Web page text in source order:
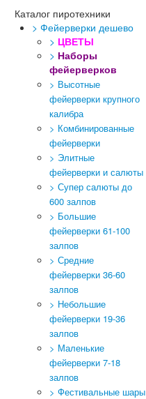
Каталог пиротехники
> Фейерверки дешево
> ЦВЕТЫ
> Наборы
фейерверков
> Высотные
фейерверки крупного
калибра
> Комбинированные
фейерверки
> Элитные
фейерверки и салюты
> Супер салюты до
600 залпов
> Большие
фейерверки 61-100
залпов
> Средние
фейерверки 36-60
залпов
> Небольшие
фейерверки 19-36
залпов
> Маленькие
фейерверки 7-18
залпов
> Фестивальные шары